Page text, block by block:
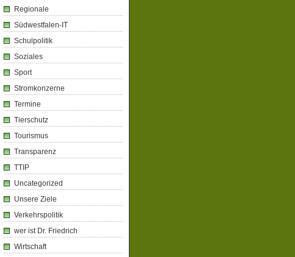
Regionale
Südwestfalen-IT
Schulpolitik
Soziales
Sport
Stromkonzerne
Termine
Tierschutz
Tourismus
Transparenz
TTIP
Uncategorized
Unsere Ziele
Verkehrspolitik
wer ist Dr. Friedrich
Wirtschaft